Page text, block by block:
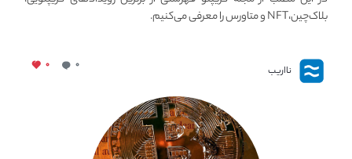
بلاک‌چین،NFT و متاورس را معرفی می‌کنیم.
نااریب ۰ ۰